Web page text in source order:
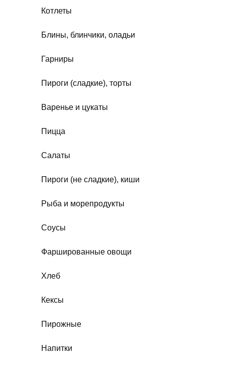
Котлеты
Блины, блинчики, оладьи
Гарниры
Пироги (сладкие), торты
Варенье и цукаты
Пицца
Салаты
Пироги (не сладкие), киши
Рыба и морепродукты
Соусы
Фаршированные овощи
Хлеб
Кексы
Пирожные
Напитки